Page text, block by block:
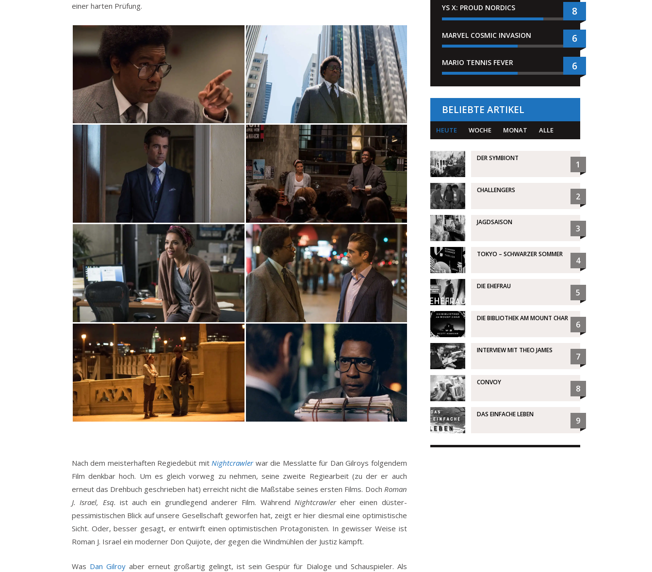
einer harten Prüfung.
Nach dem meisterhaften Regiedebüt mit Nightcrawlerwar die Messlatte für Dan Gilroys folgendem
Film denkbar hoch. Um es gleich vorweg zu nehmen, seine zweite Regiearbeit (zu der er auch
erneut das Drehbuch geschrieben hat) erreicht nicht die Maßstäbe seines ersten Films. Doch Roman
J. Israel, Esq. ist auch ein grundlegend anderer Film. Während Nightcrawlereher einen düster-
pessimistischen Blick auf unsere Gesellschaft geworfen hat, zeigt er hier diesmal eine optimistische
Sicht. Oder, besser gesagt, er entwirft einen optimistischen Protagonisten. In gewisser Weise ist
Roman J. Israel ein moderner Don Quijote, der gegen die Windmühlen der Justiz kämpft.
Was Dan Gilroy aber erneut großartig gelingt, ist sein Gespür für Dialoge und Schauspieler. Als
YS X: PROUD NORDICS 8
MARVEL COSMIC INVASION 6
MARIO TENNIS FEVER 6
BELIEBTE ARTIKEL
HEUTE WOCHE MONAT ALLE
DER SYMBIONT
1
CHALLENGERS
2
JAGDSAISON
3
TOKYO – SCHWARZER SOMMER
4
DIE EHEFRAU
5
DIE BIBLIOTHEK AM MOUNT CHAR
6
INTERVIEW MIT THEO JAMES
7
CONVOY
8
DAS EINFACHE LEBEN
9